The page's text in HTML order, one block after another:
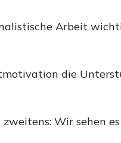
Arbeit
die
Wir sehen